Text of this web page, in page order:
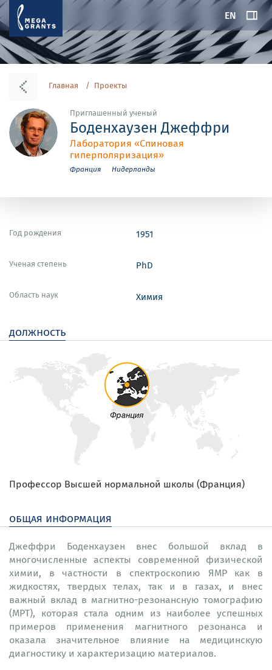
EN
Главная Проекты
Приглашенный ученый
Боденхаузен Джеффри
Лаборатория «Спиновая
гиперполяризация»
Франция Нидерланды
Год рождения 1951
Ученая степень PhD
Область наук Химия
должность
Профессор Высшей нормальной школы (Франция)
общая информация
Джеффри Боденхаузен внес большой вклад в
многочисленные аспекты современной физической
химии, в частности в спектроскопию ЯМР как в
жидкостях, твердых телах, так и в газах, и внес
важный вклад в магнитно-резонансную томографию
(МРТ), которая стала одним из наиболее успешных
примеров применения магнитного резонанса и
оказала значительное влияние на медицинскую
диагностику и характеризацию материалов.